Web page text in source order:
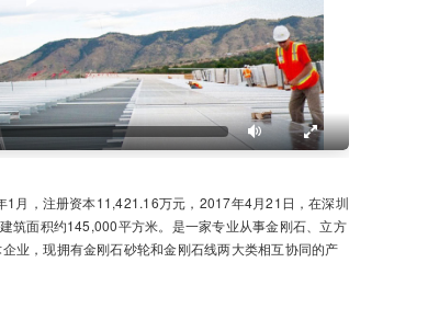
月，注册资本11,421.16万元，2017年4月21日，在深圳
筑面积约145,000平方米。是一家专业从事金刚石、立方
业，现拥有金刚石砂轮和金刚石线两大类相互协同的产